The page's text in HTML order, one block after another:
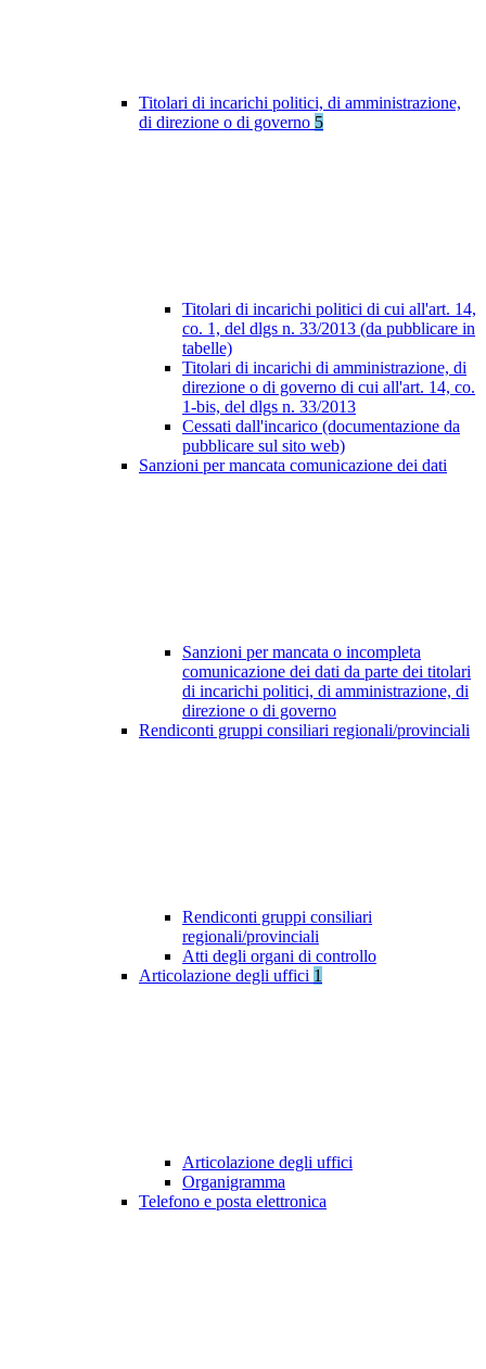
Titolari di incarichi politici, di amministrazione,
di direzione o di governo 5
Titolari di incarichi politici di cui all'art. 14,
co. 1, del dlgs n. 33/2013 (da pubblicare in
tabelle)
Titolari di incarichi di amministrazione, di
direzione o di governo di cui all'art. 14, co.
1-bis, del dlgs n. 33/2013
Cessati dall'incarico (documentazione da
pubblicare sul sito web)
Sanzioni per mancata comunicazione dei dati
Sanzioni per mancata o incompleta
comunicazione dei dati da parte dei titolari
di incarichi politici, di amministrazione, di
direzione o di governo
Rendiconti gruppi consiliari regionali/provinciali
Rendiconti gruppi consiliari
regionali/provinciali
Atti degli organi di controllo
Articolazione degli uffici 1
Articolazione degli uffici
Organigramma
Telefono e posta elettronica